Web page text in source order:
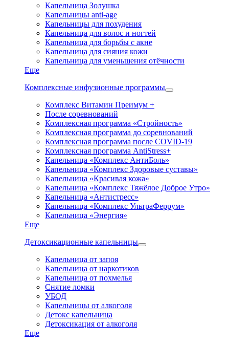
Капельница Золушка
Капельницы anti-age
Капельницы для похудения
Капельница для волос и ногтей
Капельница для борьбы с акне
Капельница для сияния кожи
Капельница для уменьшения отёчности
Еще
Комплексные инфузионные программы
Комплекс Витамин Преимум +
После соревнований
Комплексная программа «Стройность»
Комплексная программа до соревнований
Комплексная программа после COVID-19
Комплексная программа AntiStress+
Капельница «Комплекс АнтиБоль»
Капельница «Комплекс Здоровые суставы»
Капельница «Красивая кожа»
Капельница «Комплекс Тяжёлое Доброе Утро»
Капельница «Антистресс»
Капельница «Комплекс УльтраФеррум»
Капельница «Энергия»
Еще
Детоксикационные капельницы
Капельница от запоя
Капельница от наркотиков
Капельница от похмелья
Снятие ломки
УБОД
Капельницы от алкоголя
Детокс капельница
Детоксикация от алкоголя
Еще